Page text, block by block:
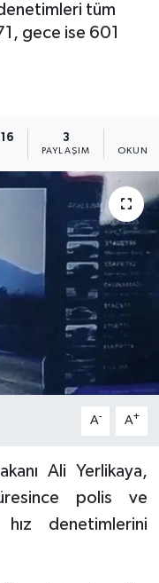
tüm
gece ise 601
3
PAYLAŞIM
A- A+
Ali Yerlikaya,
polis ve
denetimlerini